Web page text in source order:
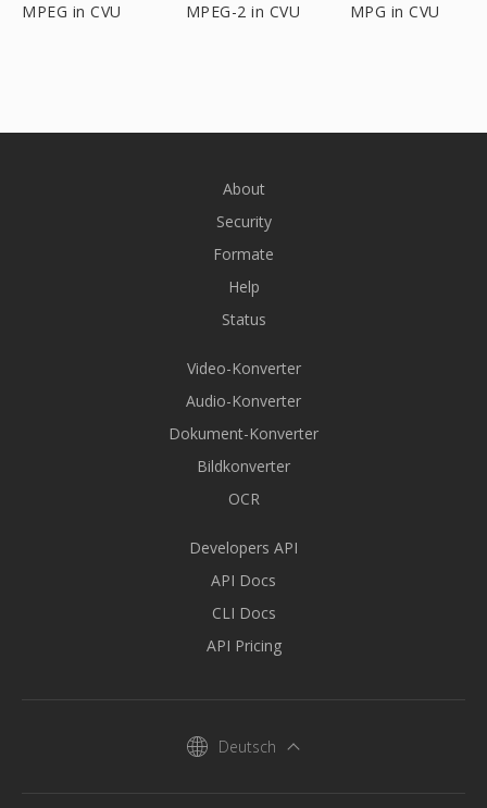
MPEG in CVU MPEG-2 in CVU MPG in CVU
About
Security
Formate
Help
Status
Video-Konverter
Audio-Konverter
Dokument-Konverter
Bildkonverter
OCR
Developers API
API Docs
CLI Docs
API Pricing
Deutsch